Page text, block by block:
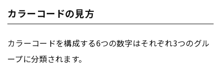
カラーコードの見方
カラーコードを構成する6つの数字はそれぞれ3つのグル
ープに分類されます。